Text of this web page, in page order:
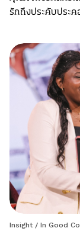
รักถึงประคับประ
Insight / In Good